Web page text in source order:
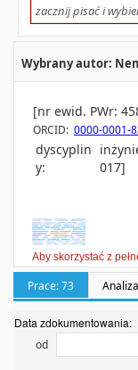
Wybrany autor:
[nr ewid. PWr:
ORCID: 0000-0001-
dyscyplin
y:
017]
Aby skorzystać z
Prace: 73
Data zdokumentowania:
od